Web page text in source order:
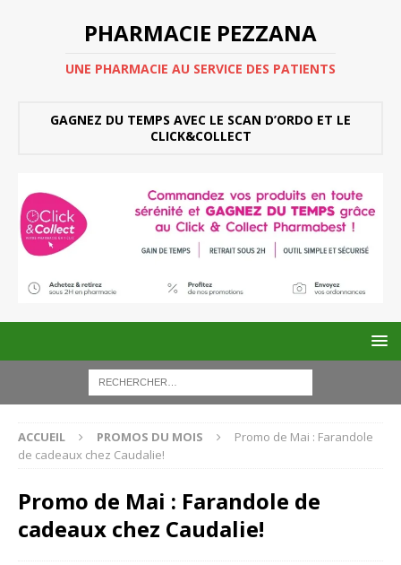
PHARMACIE PEZZANA
UNE PHARMACIE AU SERVICE DES PATIENTS
GAGNEZ DU TEMPS AVEC LE SCAN D’ORDO ET LE
CLICK&COLLECT
ACCUEIL PROMOS DU MOIS
Promo de Mai : Farandole
de cadeaux chez Caudalie!
Promo de Mai : Farandole de
cadeaux chez Caudalie!